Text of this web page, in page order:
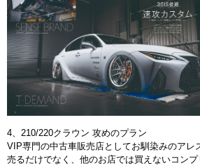
4、210/220クラウン 攻めのプラン
VIP専門の中古車販売店としてお馴染みのアレ
売るだけでなく、他のお店では買えないコン